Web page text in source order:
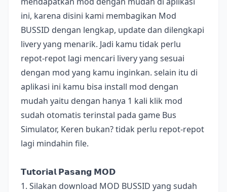
ini, karena disini kami membagikan Mod
BUSSID dengan lengkap, update dan dilengkapi
livery yang menarik. Jadi kamu tidak perlu
repot-repot lagi mencari livery yang sesuai
dengan mod yang kamu inginkan. selain itu di
aplikasi ini kamu bisa install mod dengan
mudah yaitu dengan hanya 1 kali klik mod
sudah otomatis terinstal pada game Bus
Simulator, Keren bukan? tidak perlu repot-repot
lagi mindahin file.
𝗧𝘂𝘁𝗼𝗿𝗶𝗮𝗹 𝗣𝗮𝘀𝗮𝗻𝗴 𝗠𝗢𝗗
1. Silakan download MOD BUSSID yang sudah